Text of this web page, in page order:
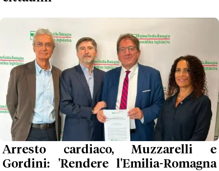
Arresto cardiaco, Muzzarelli e
Gordini: 'Rendere l'Emilia-Romagna